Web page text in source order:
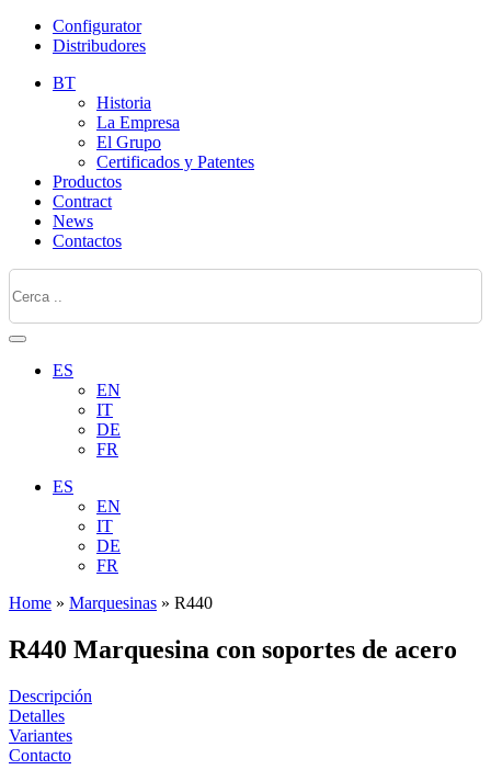
Configurator
Distribudores
BT
Historia
La Empresa
El Grupo
Certificados y Patentes
Productos
Contract
News
Contactos
ES
EN
IT
DE
FR
ES
EN
IT
DE
FR
Home » Marquesinas » R440
R440 Marquesina con soportes de acero
Descripción
Detalles
Variantes
Contacto